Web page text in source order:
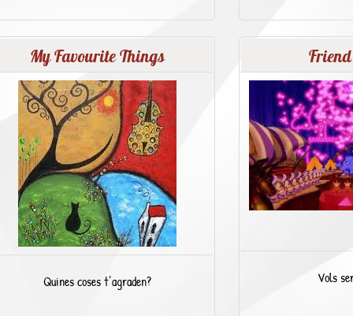
My Favourite Things
Quines coses t’agraden? Vols